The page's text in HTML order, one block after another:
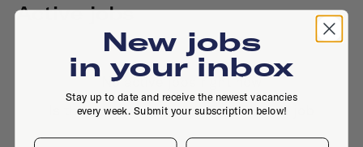
Active jobs
No active jobs right now
Is this your company profile?Place a job
New jobs
in your inbox
Stay up to date and receive the newest vacancies
every week. Submit your subscription below!
First name Last name